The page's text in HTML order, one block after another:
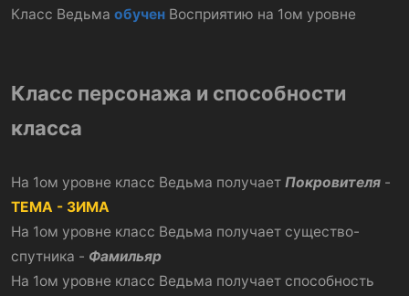
Класс Ведьма обучен Восприятию на 1ом уровне
Класс персонажа и способности
класса
На 1ом уровне класс Ведьма получает Покровителя -
ТЕМА - ЗИМА
На 1ом уровне класс Ведьма получает существо-
спутника - Фамильяр
На 1ом уровне класс Ведьма получает способность